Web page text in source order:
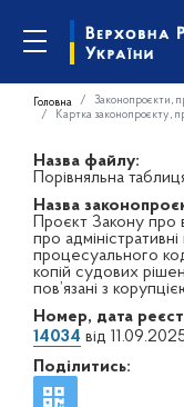
Головна Законопроєкти,
Картка законопроєкту,
Назва файлу:
Порівняльна
Назва
Проєкт Закону про
про
процесуального
копій судових
пов’язані з
Номер, дата
14034 від
Поділитись: